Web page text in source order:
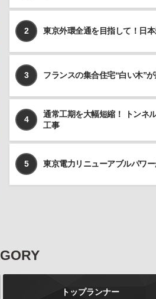
2 東京外環全通を目指して！日
3 フランスの集合住宅“白い木”
4
通常工期を大幅短縮！ トンネ
工事
5 東京電力リニューアブルパワ
トップランナー